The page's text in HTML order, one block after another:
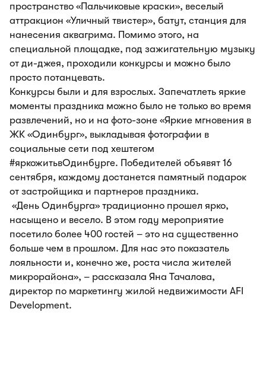
пространство «Пальчиковые краски», веселый
аттракцион «Уличный твистер», батут, станция для
нанесения аквагрима. Помимо этого, на
специальной площадке, под зажигательную музыку
от ди-джея, проходили конкурсы и можно было
просто потанцевать.
Конкурсы были и для взрослых. Запечатлеть яркие
моменты праздника можно было не только во время
развлечений, но и на фото-зоне «Яркие мгновения в
ЖК «Одинбург», выкладывая фотографии в
социальные сети под хештегом
#яркожитьвОдинбурге. Победителей объявят 16
сентября, каждому достанется памятный подарок
от застройщика и партнеров праздника.
«День Одинбурга» традиционно прошел ярко,
насыщено и весело. В этом году мероприятие
посетило более 400 гостей – это на существенно
больше чем в прошлом. Для нас это показатель
лояльности и, конечно же, роста числа жителей
микрорайона», – рассказала Яна Тачалова,
директор по маркетингу жилой недвижимости AFI
Development.